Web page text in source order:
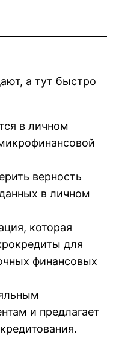
а тут быстро
в личном
верность
в личном
которая
для
финансовых
и предлагает